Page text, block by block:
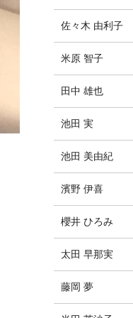
佐々木 由利子
米原 智子
田中 雄也
池田 実
池田 美由紀
濱野 伊喜
櫻井 ひろみ
太田 早那実
藤岡 夢